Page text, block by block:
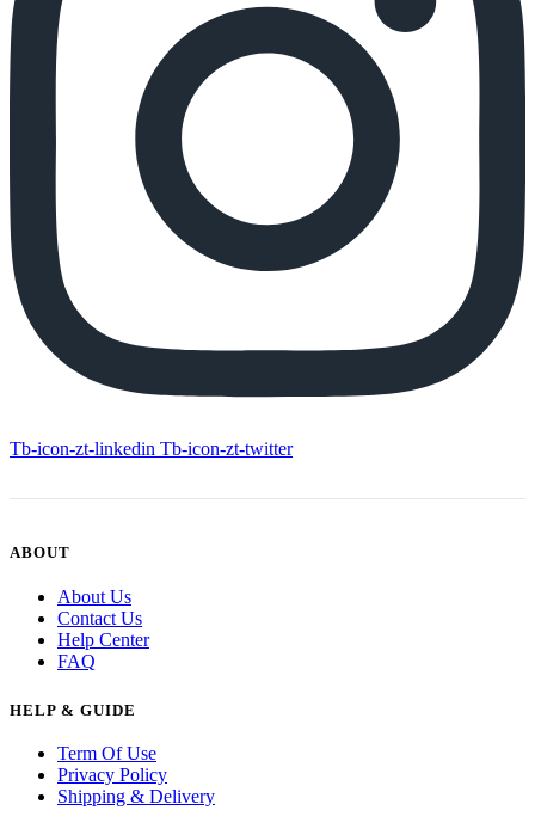
Tb-icon-zt-linkedin Tb-icon-zt-twitter
ABOUT
About Us
Contact Us
Help Center
FAQ
HELP & GUIDE
Term Of Use
Privacy Policy
Shipping & Delivery